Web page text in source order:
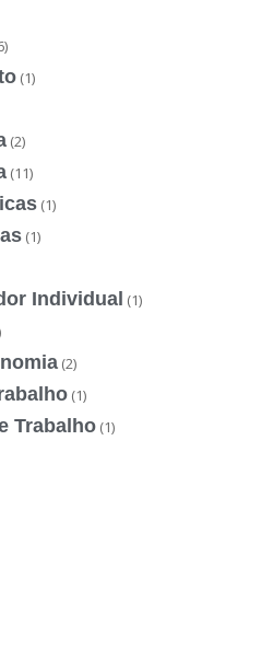
(1)
(2)
(11)
(1)
(1)
Individual (1)
(2)
(1)
Trabalho (1)